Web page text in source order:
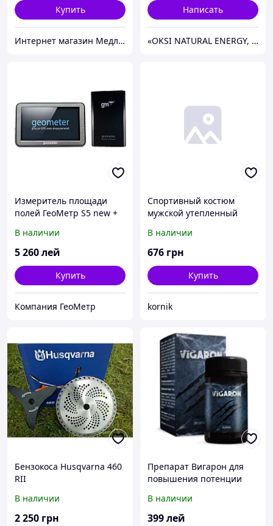
Купить
Интернет магазин Медлайф
Написать
«OKSI NATURAL ENERGY, S.L.»
Измеритель площади
полей ГеоМетр S5 new +
В наличии
5 260лей
Купить
Компания ГеоМетр
Спортивный костюм
мужской утепленный
В наличии
676 грн
Купить
kornik
Бензокоса Husqvarna 460
RII
В наличии
2 250 грн
Препарат Вигарон для
повышения потенции
В наличии
399лей